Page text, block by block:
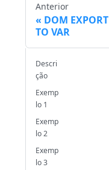
Anterior
DOM EXPORT
TO VAR
Descri
ção
Exemp
lo 1
Exemp
lo 2
Exemp
lo 3